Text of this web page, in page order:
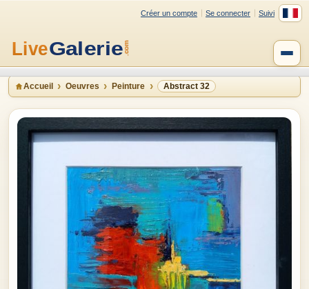
Créer un compte Se connecter Suivi
Accueil Oeuvres Peinture Abstract 32